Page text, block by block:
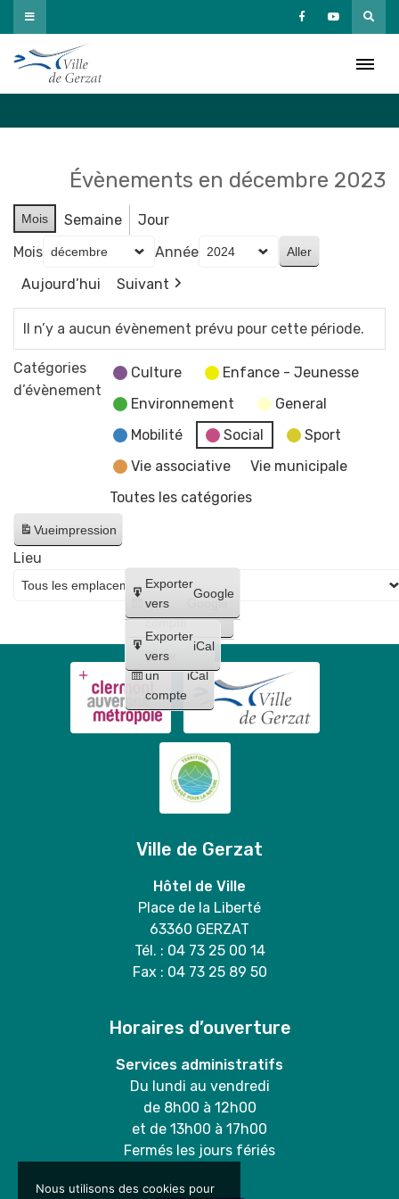
Passer
au
contenu
Évènements en décembre 2023
Mois Semaine
Jour
Mois
Année
Aujourd’hui
Suivant
Il n’y a aucun évènement prévu pour cette période.
Catégories
d’évènement
Culture
Enfance - Jeunesse
Environnement
General
Mobilité
Social
Sport
Vie associative
Vie municipale
Toutes les catégories
Vueimpression
Créer
un
compte
Google
Créer
un
compte
iCal
Exporter
vers
Google
Exporter
vers
iCal
Lieu
Ville de Gerzat
Hôtel de Ville
Place de la Liberté
63360 GERZAT
Tél. : 04 73 25 00 14
Fax : 04 73 25 89 50
Horaires d’ouverture
Services administratifs
Du lundi au vendredi
de 8h00 à 12h00
et de 13h00 à 17h00
Fermés les jours fériés
Nous utilisons des cookies pour